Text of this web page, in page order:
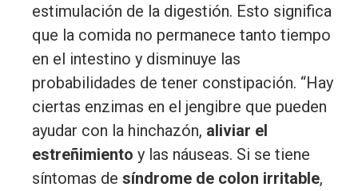
estimulación de la digestión. Esto significa
que la comida no permanece tanto tiempo
en el intestino y disminuye las
probabilidades de tener constipación. “Hay
ciertas enzimas en el jengibre que pueden
ayudar con la hinchazón, aliviar el
estreñimiento y las náuseas. Si se tiene
síntomas de síndrome de colon irritable,